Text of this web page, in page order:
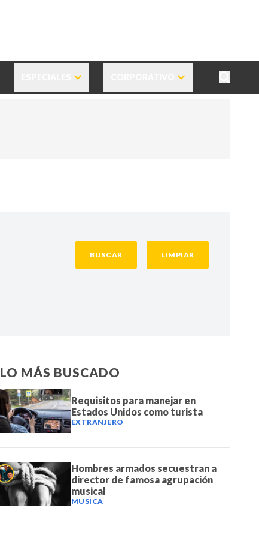
BUSCAR LIMPIAR
LO MÁS BUSCADO
Requisitos para manejar en
Estados Unidos como turista
EXTRANJERO
Hombres armados secuestran a
director de famosa agrupación
musical
MUSICA